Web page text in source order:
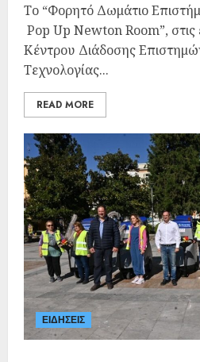
Το “Φορητό Δωμάτιο
Pop Up Newton Room”, στις
Κέντρου Διάδοσης
Τεχνολογίας...
READ MORE
ΕΙΔΗΣΕΙΣ